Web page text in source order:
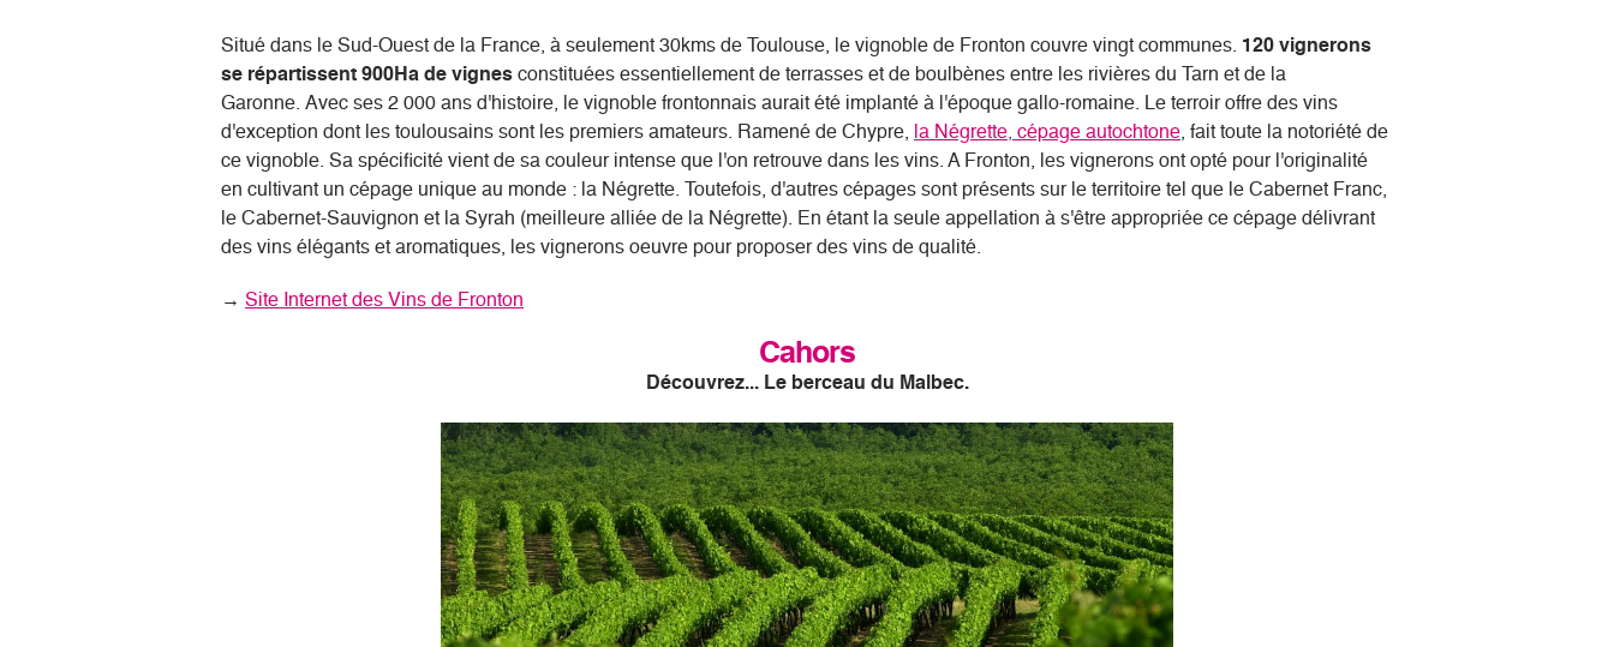
Situé dans le Sud-Ouest de la France, à seulement 30kms de Toulouse, le vignoble de Fronton couvre vingt communes. 120 vignerons
se répartissent 900Ha de vignes constituées essentiellement de terrasses et de boulbènes entre les rivières du Tarn et de la
Garonne. Avec ses 2 000 ans d'histoire, le vignoble frontonnais aurait été implanté à l'époque gallo-romaine. Le terroir offre des vins
d'exception dont les toulousains sont les premiers amateurs. Ramené de Chypre, la Négrette, cépage autochtone, fait toute la notoriété de
ce vignoble. Sa spécificité vient de sa couleur intense que l'on retrouve dans les vins. A Fronton, les vignerons ont opté pour l'originalité
en cultivant un cépage unique au monde : la Négrette. Toutefois, d'autres cépages sont présents sur le territoire tel que le Cabernet Franc,
le Cabernet-Sauvignon et la Syrah (meilleure alliée de la Négrette). En étant la seule appellation à s'être appropriée ce cépage délivrant
des vins élégants et aromatiques, les vignerons oeuvre pour proposer des vins de qualité.
→ Site Internet des Vins de Fronton
Cahors
Découvrez... Le berceau du Malbec.